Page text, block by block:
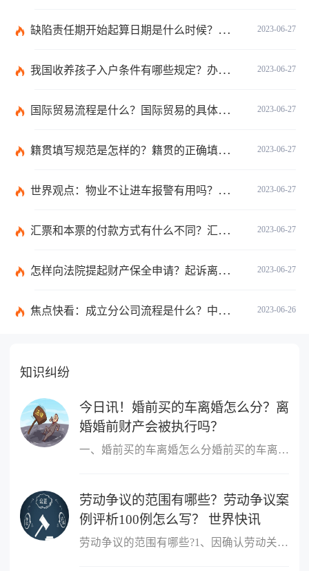
2023-06-27
缺陷责任期开始起算日期是什么时候？缺陷责任终止证书签发的必要条件是什么？
2023-06-27
我国收养孩子入户条件有哪些规定？办理收养登记的事实收养情况有几种？
2023-06-27
国际贸易流程是什么？国际贸易的具体流程的内容都有哪些？
2023-06-27
籍贯填写规范是怎样的？籍贯的正确填写规范是什么？-天天微动态
2023-06-27
世界观点：物业不让进车报警有用吗？小区不让业主进车该怎么投诉？
2023-06-27
汇票和本票的付款方式有什么不同？汇票和本票包含的交易数有什么不同？ 环球今热点
2023-06-27
怎样向法院提起财产保全申请？起诉离婚能申请财产保全吗？_全球快播
2023-06-26
焦点快看：成立分公司流程是什么？中华人民共和国公司登记管理条例第四十七条是什么？
知识纠纷
今日讯！婚前买的车离婚怎么分？离
婚婚前财产会被执行吗？
一、婚前买的车离婚怎么分婚前买的车离婚，除另有约定外，一般归个
劳动争议的范围有哪些？劳动争议案
例评析100例怎么写？ 世界快讯
劳动争议的范围有哪些?1、因确认劳动关系发生的争议;2、因订立、履